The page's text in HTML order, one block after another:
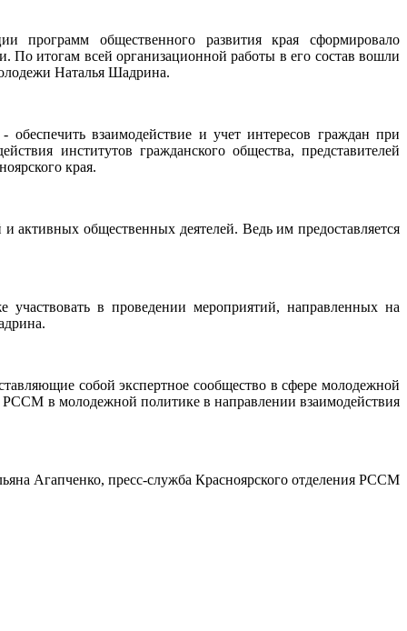
программ общественного развития края сформировало
итогам всей организационной работы в его состав вошли
Наталья Шадрина.
взаимодействие и учет интересов граждан при
институтов гражданского общества, представителей
края.
общественных деятелей. Ведь им предоставляется
в проведении мероприятий, направленных на
собой экспертное сообщество в сфере молодежной
РССМ в молодежной политике в направлении взаимодействия
Агапченко, пресс-служба Красноярского отделения РССМ